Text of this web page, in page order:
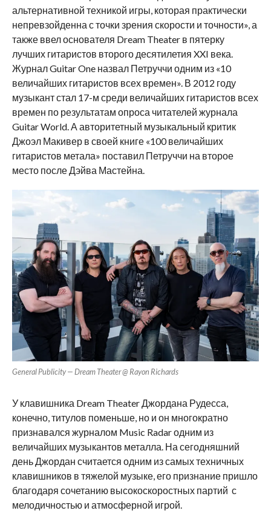
альтернативной техникой игры, которая практически
непревзойденна с точки зрения скорости и точности», а
также ввел основателя Dream Theater в пятерку
лучших гитаристов второго десятилетия XXI века.
Журнал Guitar One назвал Петруччи одним из «10
величайших гитаристов всех времен». В 2012 году
музыкант стал 17-м среди величайших гитаристов всех
времен по результатам опроса читателей журнала
Guitar World. А авторитетный музыкальный критик
Джоэл Макивер в своей книге «100 величайших
гитаристов метала» поставил Петруччи на второе
место после Дэйва Мастейна.
General Publicity — Dream Theater @ Rayon Richards
У клавишника Dream Theater Джордана Рудесса,
конечно, титулов поменьше, но и он многократно
признавался журналом Music Radar одним из
величайших музыкантов металла. На сегодняшний
день Джордан считается одним из самых техничных
клавишников в тяжелой музыке, его признание пришло
благодаря сочетанию высокоскоростных партий с
мелодичностью и атмосферной игрой.